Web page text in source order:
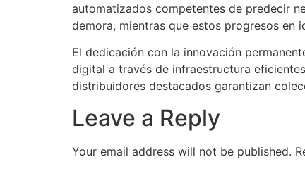
automatizados competentes de predecir
demora, mientras que estos progresos en
El dedicación con la innovación
digital a través de infraestructura
distribuidores destacados garantizan
Leave a Reply
Your email address will not be published.